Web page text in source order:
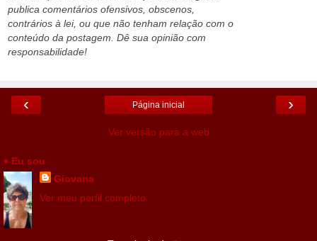
publica comentários ofensivos, obscenos,
contrários à lei, ou que não tenham relação com o
conteúdo da postagem. Dê sua opinião com
responsabilidade!
‹ ›
Página inicial
Ver versão para a web
♦ Eu sou
Giovana
Ver meu perfil completo